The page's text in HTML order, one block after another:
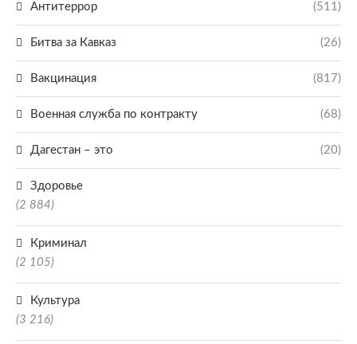
Антитеррор (511)
Битва за Кавказ (26)
Вакцинация (817)
Военная служба по контракту (68)
Дагестан – это (20)
Здоровье
(2 884)
Криминал
(2 105)
Культура
(3 216)